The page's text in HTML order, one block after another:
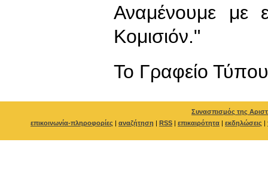
Αναμένουμε με
Κομισιόν."
To Γραφείο Τύπου
Συνασπισμός της
επικοινωνία-πληροφορίες | αναζήτηση | RSS | επικαιρότητα | εκδηλώσεις |